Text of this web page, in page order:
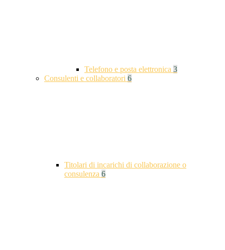
Telefono e posta elettronica 3
Consulenti e collaboratori 6
Titolari di incarichi di collaborazione o
consulenza 6